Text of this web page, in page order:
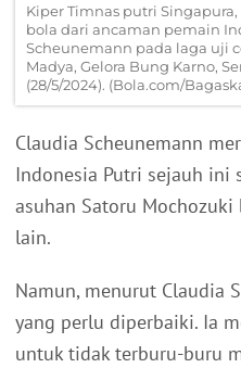
Kiper Timnas putri
bola dari ancaman pemain
Scheunemann pada laga uji
Madya, Gelora Bung Karno,
(28/5/2024). (Bola.com/
Claudia Scheunemann
Indonesia Putri sejauh ini
asuhan Satoru
lain.
Namun, menurut Claudia
yang perlu diperbaiki. Ia
untuk tidak terburu-buru